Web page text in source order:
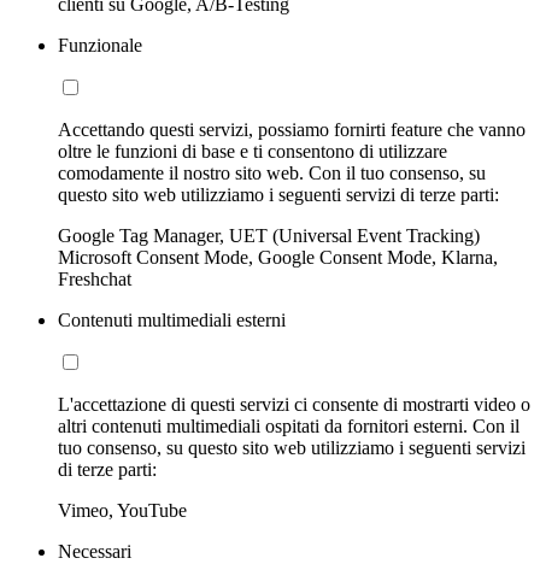
clienti su Google, A/B-Testing
Funzionale
Accettando questi servizi, possiamo fornirti feature che vanno
oltre le funzioni di base e ti consentono di utilizzare
comodamente il nostro sito web. Con il tuo consenso, su
questo sito web utilizziamo i seguenti servizi di terze parti:
Google Tag Manager, UET (Universal Event Tracking)
Microsoft Consent Mode, Google Consent Mode, Klarna,
Freshchat
Contenuti multimediali esterni
L'accettazione di questi servizi ci consente di mostrarti video o
altri contenuti multimediali ospitati da fornitori esterni. Con il
tuo consenso, su questo sito web utilizziamo i seguenti servizi
di terze parti:
Vimeo, YouTube
Necessari